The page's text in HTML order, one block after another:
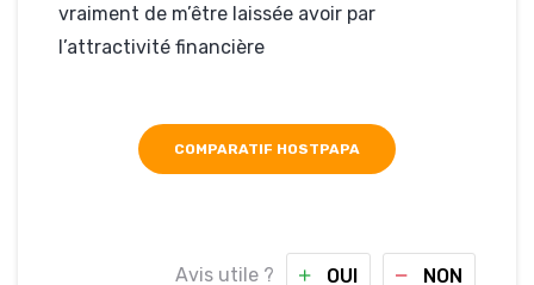
vraiment de m’être laissée avoir par
l’attractivité financière
COMPARATIF HOSTPAPA
Avis utile ? OUI NON